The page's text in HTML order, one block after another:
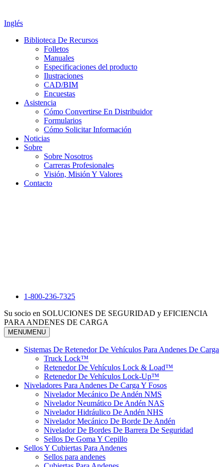
Inglés
Biblioteca De Recursos
Folletos
Manuales
Especificaciones del producto
Ilustraciones
CAD/BIM
Encuestas
Asistencia
Cómo Convertirse En Distribuidor
Formularios
Cómo Solicitar Información
Noticias
Sobre
Sobre Nosotros
Carreras Profesionales
Visión, Misión Y Valores
Contacto
1-800-236-7325
Su socio en SOLUCIONES DE SEGURIDAD y EFICIENCIA
PARA ANDENES DE CARGA
MENUMENU
Sistemas De Retenedor De Vehículos Para Andenes De Carga
Truck Lock™
Retenedor De Vehículos Lock & Load™
Retenedor De Vehículos Lock-Up™
Niveladores Para Andenes De Carga Y Fosos
Nivelador Mecánico De Andén NMS
Nivelador Neumático De Andén NAS
Nivelador Hidráulico De Andén NHS
Nivelador Mecánico De Borde De Andén
Nivelador De Bordes De Barrera De Seguridad
Sellos De Goma Y Cepillo
Sellos Y Cubiertas Para Andenes
Sellos para andenes